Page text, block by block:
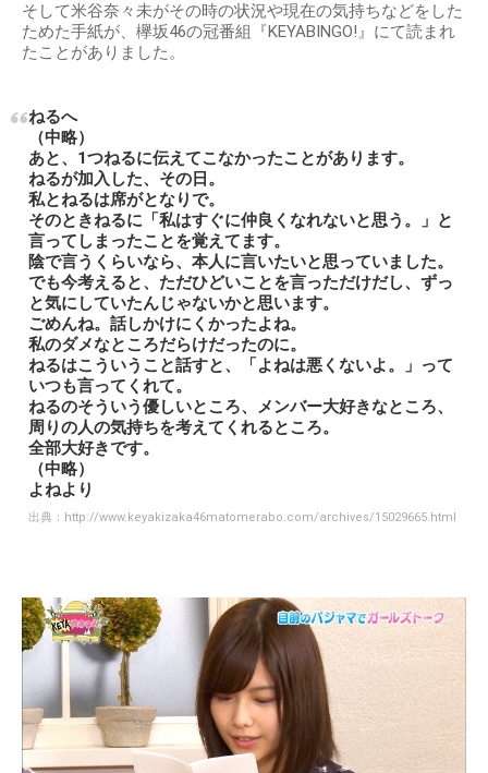
そして米谷奈々未がその時の状況や現在の気持ちなどをした
ためた手紙が、欅坂46の冠番組『KEYABINGO!』にて読まれ
たことがありました。
ねるへ
（中略）
あと、1つねるに伝えてこなかったことがあります。
ねるが加入した、その日。
私とねるは席がとなりで。
そのときねるに「私はすぐに仲良くなれないと思う。」と
言ってしまったことを覚えてます。
陰で言うくらいなら、本人に言いたいと思っていました。
でも今考えると、ただひどいことを言っただけだし、ずっ
と気にしていたんじゃないかと思います。
ごめんね。話しかけにくかったよね。
私のダメなところだらけだったのに。
ねるはこういうこと話すと、「よねは悪くないよ。」って
いつも言ってくれて。
ねるのそういう優しいところ、メンバー大好きなところ、
周りの人の気持ちを考えてくれるところ。
全部大好きです。
（中略）
よねより
出典： http://www.keyakizaka46matomerabo.com/archives/15029665.html